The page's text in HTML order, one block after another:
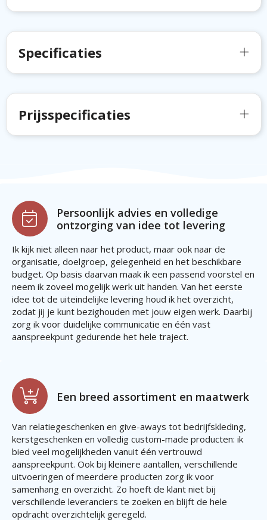
Specificaties
Prijsspecificaties
Persoonlijk advies en volledige
ontzorging van idee tot levering
Ik kijk niet alleen naar het product, maar ook naar de
organisatie, doelgroep, gelegenheid en het beschikbare
budget. Op basis daarvan maak ik een passend voorstel en
neem ik zoveel mogelijk werk uit handen. Van het eerste
idee tot de uiteindelijke levering houd ik het overzicht,
zodat jij je kunt bezighouden met jouw eigen werk. Daarbij
zorg ik voor duidelijke communicatie en één vast
aanspreekpunt gedurende het hele traject.
Een breed assortiment en maatwerk
Van relatiegeschenken en give-aways tot bedrijfskleding,
kerstgeschenken en volledig custom-made producten: ik
bied veel mogelijkheden vanuit één vertrouwd
aanspreekpunt. Ook bij kleinere aantallen, verschillende
uitvoeringen of meerdere producten zorg ik voor
samenhang en overzicht. Zo hoeft de klant niet bij
verschillende leveranciers te zoeken en blijft de hele
opdracht overzichtelijk geregeld.